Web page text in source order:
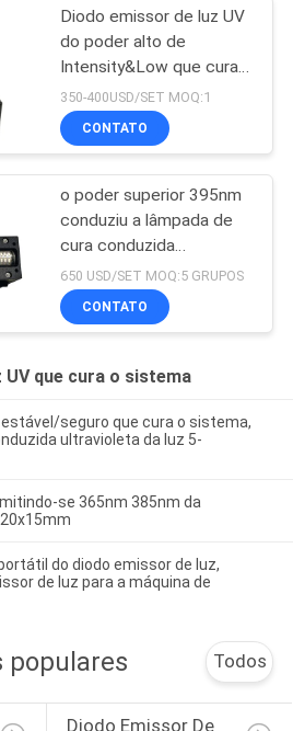
Diodo emissor de luz UV
do poder alto de
Intensity&Low que cura o
secador UV da lâmpada
para a tinta curada
350-400USD/SET MOQ:1
CONTATO
o poder superior 395nm
conduziu a lâmpada de
cura conduzida
ultravioleta para a
impressora uv do leito
650 USD/SET MOQ:5 GRUPOS
CONTATO
que cura o sistema
estável/seguro que cura o sistema,
ultravioleta da luz 5-
se 365nm 385nm da
do diodo emissor de luz,
de luz para a máquina de
populares Todos
Diodo Emissor De